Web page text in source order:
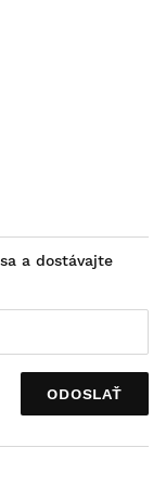
a dostávajte
ODOSLAŤ